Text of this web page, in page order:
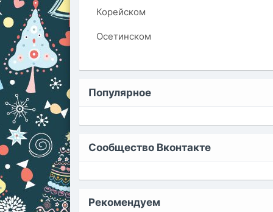
Корейском
Осетинском
Популярное
Сообщество Вконтакте
Рекомендуем